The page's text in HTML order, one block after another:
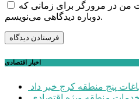
من در مرورگر برای زمانی که
دوباره دیدگاهی می‌نویسم.
اخبار اقتصادی
پنج منطقه کرج خبر داد